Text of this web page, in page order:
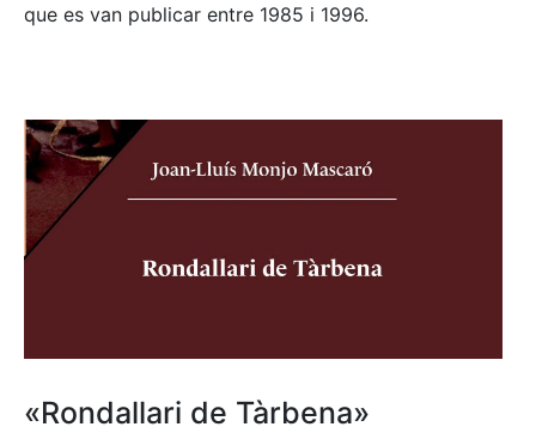
que es van publicar entre 1985 i 1996.
«Rondallari de Tàrbena»